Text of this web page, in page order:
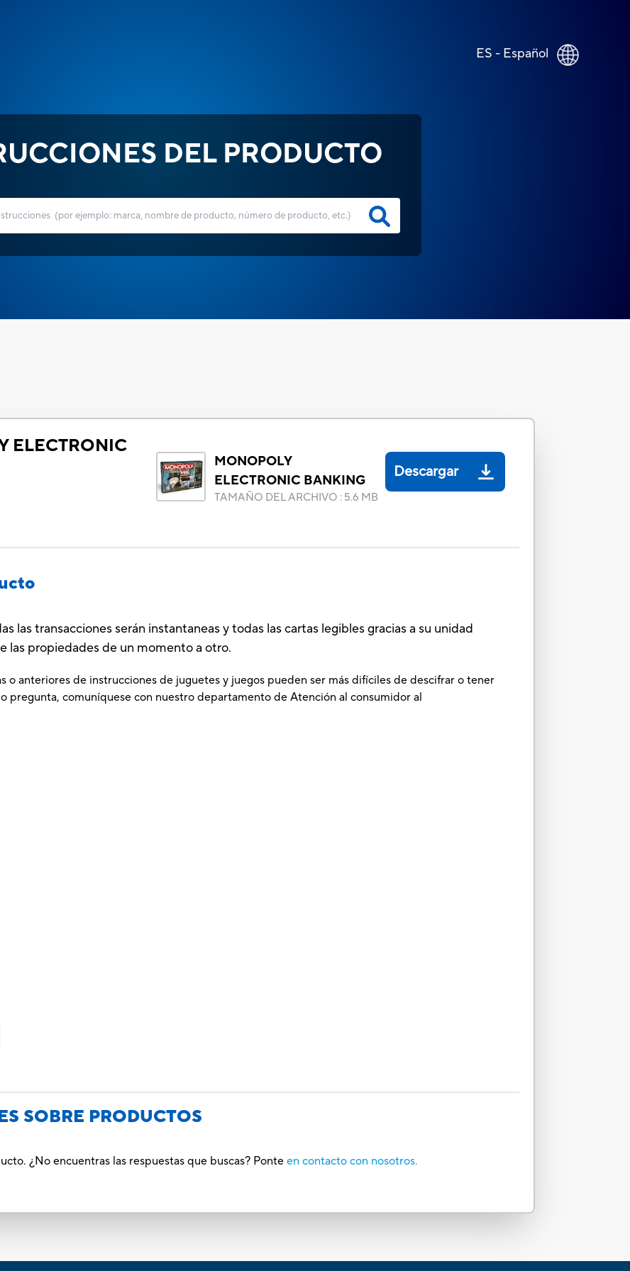
ES - Español
DEL PRODUCTO
ELECTRONIC
MONOPOLY
ELECTRONIC BANKING
TAMAÑO DEL ARCHIVO : 5.6 MB
Descargar
las transacciones serán instantaneas y todas las cartas legibles gracias a su unidad
las propiedades de un momento a otro.
o anteriores de instrucciones de juguetes y juegos pueden ser más difíciles de descifrar o tener
pregunta, comuníquese con nuestro departamento de Atención al consumidor al
SOBRE PRODUCTOS
¿No encuentras las respuestas que buscas? Ponteen contacto con nosotros.